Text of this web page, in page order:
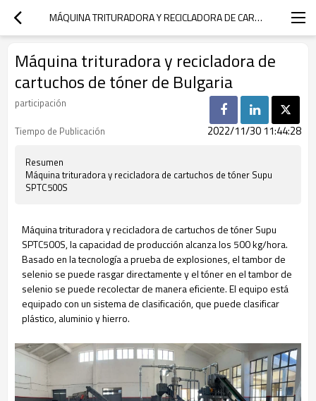
MÁQUINA TRITURADORA Y RECICLADORA DE CARTUCHOS DE TÓNER DE BULGARIA
Máquina trituradora y recicladora de
cartuchos de tóner de Bulgaria
participación
Tiempo de Publicación
2022/11/30 11:44:28
Resumen
Máquina trituradora y recicladora de cartuchos de tóner Supu
SPTC500S
Máquina trituradora y recicladora de cartuchos de tóner Supu
SPTC500S, la capacidad de producción alcanza los 500 kg/hora.
Basado en la tecnología a prueba de explosiones, el tambor de
selenio se puede rasgar directamente y el tóner en el tambor de
selenio se puede recolectar de manera eficiente. El equipo está
equipado con un sistema de clasificación, que puede clasificar
plástico, aluminio y hierro.